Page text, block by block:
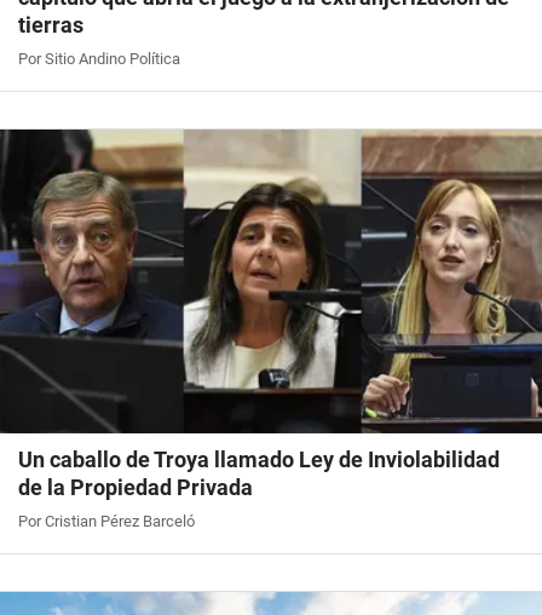
tierras
Por Sitio Andino Política
Un caballo de Troya llamado Ley de Inviolabilidad
de la Propiedad Privada
Por Cristian Pérez Barceló